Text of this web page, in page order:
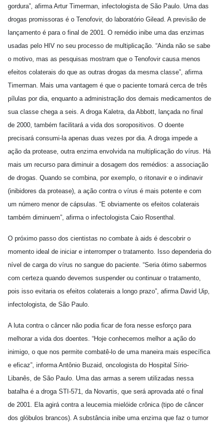
gordura”, afirma Artur Timerman, infectologista de São Paulo. Uma das
drogas promissoras é o Tenofovir, do laboratório Gilead. A previsão de
lançamento é para o final de 2001. O remédio inibe uma das enzimas
usadas pelo HIV no seu processo de multiplicação. “Ainda não se sabe
o motivo, mas as pesquisas mostram que o Tenofovir causa menos
efeitos colaterais do que as outras drogas da mesma classe”, afirma
Timerman. Mais uma vantagem é que o paciente tomará cerca de três
pílulas por dia, enquanto a administração dos demais medicamentos de
sua classe chega a seis. A droga Kaletra, da Abbott, lançada no final
de 2000, também facilitará a vida dos soropositivos. O doente
precisará consumi-la apenas duas vezes por dia. A droga impede a
ação da protease, outra enzima envolvida na multiplicação do vírus. Há
mais um recurso para diminuir a dosagem dos remédios: a associação
de drogas. Quando se combina, por exemplo, o ritonavir e o indinavir
(inibidores da protease), a ação contra o vírus é mais potente e com
um número menor de cápsulas. “E obviamente os efeitos colaterais
também diminuem”, afirma o infectologista Caio Rosenthal.
O próximo passo dos cientistas no combate à aids é descobrir o
momento ideal de iniciar e interromper o tratamento. Isso dependeria do
nível de carga do vírus no sangue do paciente. “Seria ótimo sabermos
com certeza quando devemos suspender ou continuar o tratamento,
pois isso evitaria os efeitos colaterais a longo prazo”, afirma David Uip,
infectologista, de São Paulo.
A luta contra o câncer não podia ficar de fora nesse esforço para
melhorar a vida dos doentes. “Hoje conhecemos melhor a ação do
inimigo, o que nos permite combatê-lo de uma maneira mais específica
e eficaz”, informa Antônio Buzaid, oncologista do Hospital Sírio-
Libanês, de São Paulo. Uma das armas a serem utilizadas nessa
batalha é a droga STI-571, da Novartis, que será aprovada até o final
de 2001. Ela agirá contra a leucemia mielóide crônica (tipo de câncer
dos glóbulos brancos). A substância inibe uma enzima que faz o tumor